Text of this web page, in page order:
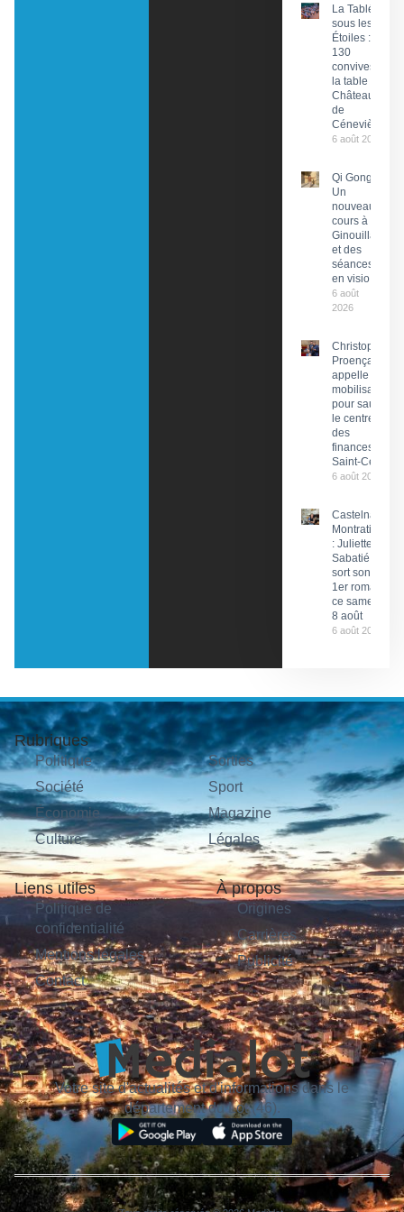
La Tablée
sous les
Étoiles :
130
convives à
la table du
Château
de
Cénevières
6 août 2026
Qi Gong :
Un
nouveau
cours à
Ginouillac
et des
séances
en visio
6 août
2026
Christophe
Proença
appelle à la
mobilisation
pour sauver
le centre
des
finances de
Saint-Céré
6 août 2026
Castelnau-
Montratier
: Juliette
Sabatié
sort son
1er roman
ce samedi
8 août
6 août 2026
Rubriques
Politique
Société
Économie
Culture
Sorties
Sport
Magazine
Légales
Liens utiles
Politique de
confidentialité
Mentions légales
Contact
À propos
Origines
Carrières
Publicité
Votre site d'actualités et d'informations dans le
département du Lot (46).